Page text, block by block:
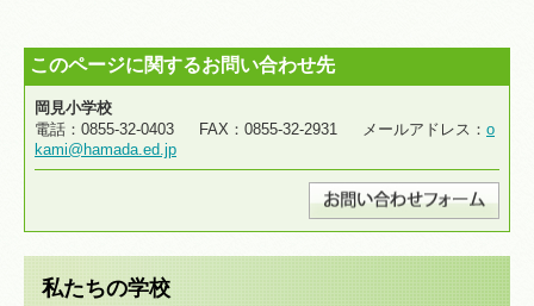
このページに関するお問い合わせ先
岡見小学校
電話：0855-32-0403 FAX：0855-32-2931 メールアドレス： o
kami@hamada.ed.jp
私たちの学校